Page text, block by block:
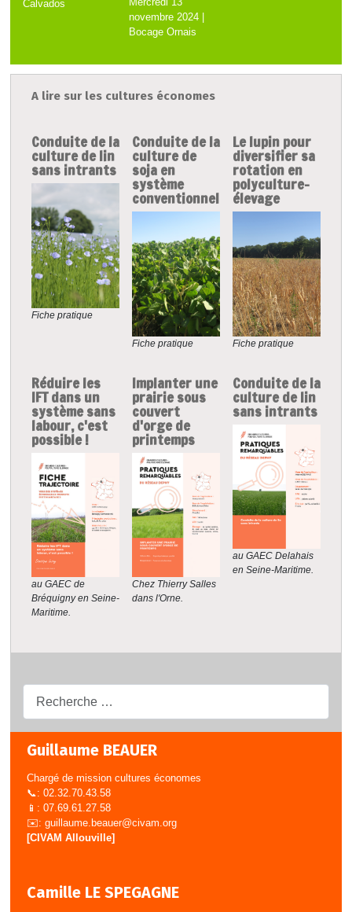
Guillaume BEAUER
Chargé de mission cultures économes
📞: 02.32.70.43.58
📱: 07.69.61.27.58
✉️: guillaume.beauer@civam.org
[CIVAM Allouville]
Camille LE SPEGAGNE
Calvados
novembre 2024 |
Bocage Ornais
A lire sur les cultures économes
Conduite de la
culture de lin
sans intrants
Fiche pratique
Conduite de la
culture de
soja en
système
conventionnel
Fiche pratique
Le lupin pour
diversifier sa
rotation en
polyculture-
élevage
Fiche pratique
Réduire les
IFT dans un
système sans
labour, c'est
possible !
au GAEC de
Bréquigny en Seine-
Maritime.
Implanter une
prairie sous
couvert
d'orge de
printemps
Chez Thierry Salles
dans l'Orne.
Conduite de la
culture de lin
sans intrants
au GAEC Delahais
en Seine-Maritime.